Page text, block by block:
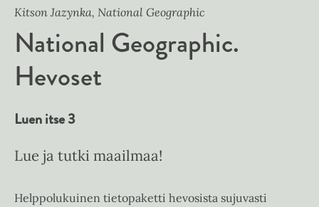
Kitson Jazynka, National Geographic
National Geographic.
Hevoset
Luen itse 3
Lue ja tutki maailmaa!
Helppolukuinen tietopaketti hevosista sujuvasti